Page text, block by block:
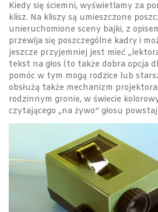
Kiedy się ściemni, wyświetlamy za
klisz. Na kliszy są umieszczone
unieruchomione sceny bajki, z
przewija się poszczególne kadry i
jeszcze przyjemniej jest mieć
tekst na głos (to także dobra opcja
pomóc w tym mogą rodzice lub
obsłużą także mechanizm
rodzinnym gronie, w świecie
czytającego „na żywo” głosu